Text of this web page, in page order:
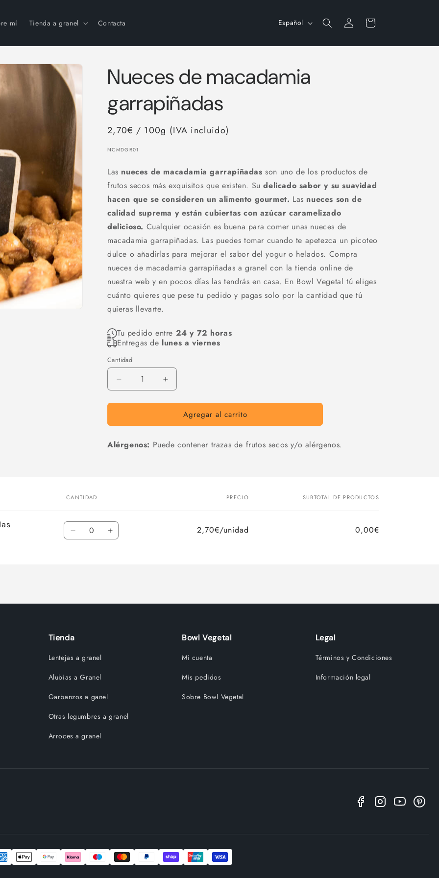
mí Tienda a granel Contacta
m
Español
Iniciar
sesión
Carrito
Nueces de macadamia
garrapiñadas
2,70€ / 100g (IVA incluido)
SKU:
NCMDGR01
Las nueces de macadamia garrapiñadas son uno de los productos de
frutos secos más exquisitos que existen. Sudelicado sabor y su suavidad
hacen que se consideren un alimento gourmet. Las nueces son de
calidad suprema y están cubiertas con azúcar caramelizado
delicioso. Cualquier ocasión es buena para comer unas nueces de
macadamia garrapiñadas. Las puedes tomar cuando te apetezca un picoteo
dulce o añadirlas para mejorar el sabor del yogur o helados. Compra
nueces de macadamia garrapiñadas a granel con la tienda online de
nuestra web y en pocos días las tendrás en casa. En Bowl Vegetal tú eliges
cuánto quieres que pese tu pedido y pagas solo por la cantidad que tú
quieras llevarte.
Tu pedido entre 24 y 72 horas
Entregas de lunes a viernes
Cantidad
Cantidad
Reducir
cantidad
para
de
garrapiñadas
Aumentar
cantidad
para
Nueces
de
garrapiñadas
Agregar al carrito
Alérgenos: Puede contener trazas de frutos secos y/o alérgenos.
CANTIDAD PRECIO SUBTOTAL DE PRODUCTOS
Cantidad
Reducir
Aumentar
2,70€/unidad
0,00€
Tienda
Lentejas a granel
Alubias a Granel
Garbanzos a ganel
Otras legumbres a granel
Arroces a granel
Bowl Vegetal
Mi cuenta
Mis pedidos
Sobre Bowl Vegetal
Legal
Términos y Condiciones
Información legal